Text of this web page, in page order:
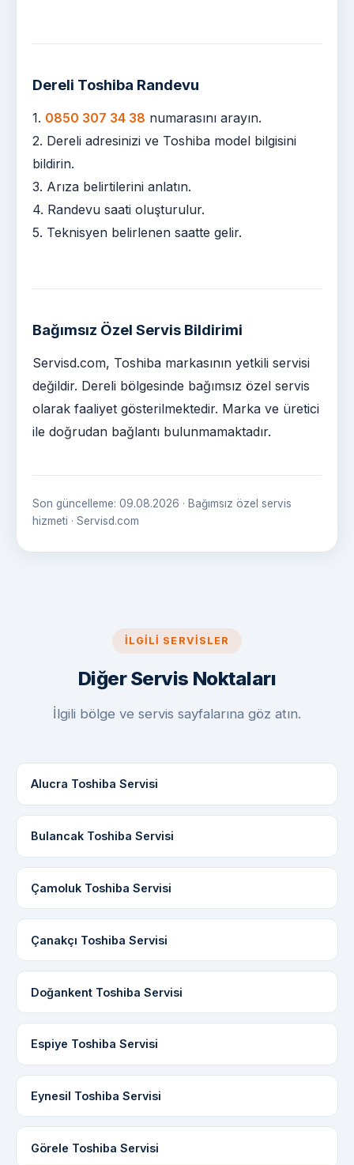
Dereli Toshiba Randevu
1. 0850 307 34 38 numarasını arayın.
2. Dereli adresinizi ve Toshiba model bilgisini
bildirin.
3. Arıza belirtilerini anlatın.
4. Randevu saati oluşturulur.
5. Teknisyen belirlenen saatte gelir.
Bağımsız Özel Servis Bildirimi
Servisd.com, Toshiba markasının yetkili servisi
değildir. Dereli bölgesinde bağımsız özel servis
olarak faaliyet gösterilmektedir. Marka ve üretici
ile doğrudan bağlantı bulunmamaktadır.
Son güncelleme: 09.08.2026 · Bağımsız özel servis
hizmeti · Servisd.com
İLGILI SERVISLER
Diğer Servis Noktaları
İlgili bölge ve servis sayfalarına göz atın.
Alucra Toshiba Servisi
Bulancak Toshiba Servisi
Çamoluk Toshiba Servisi
Çanakçı Toshiba Servisi
Doğankent Toshiba Servisi
Espiye Toshiba Servisi
Eynesil Toshiba Servisi
Görele Toshiba Servisi